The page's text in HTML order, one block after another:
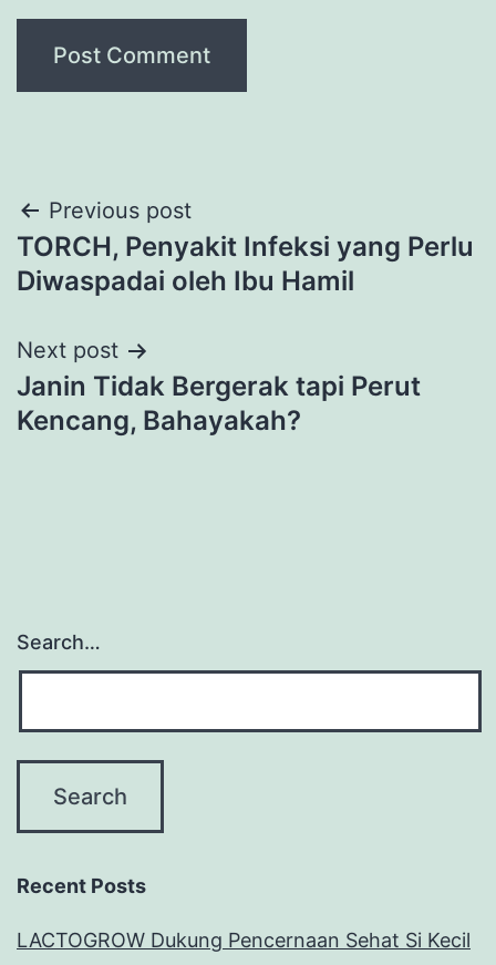
Post
navigation
Previous post
TORCH, Penyakit Infeksi yang Perlu
Diwaspadai oleh Ibu Hamil
Next post
Janin Tidak Bergerak tapi Perut
Kencang, Bahayakah?
Search…
Recent Posts
LACTOGROW Dukung Pencernaan Sehat Si Kecil